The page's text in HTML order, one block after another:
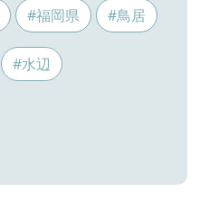
#福岡県 #鳥居
#水辺